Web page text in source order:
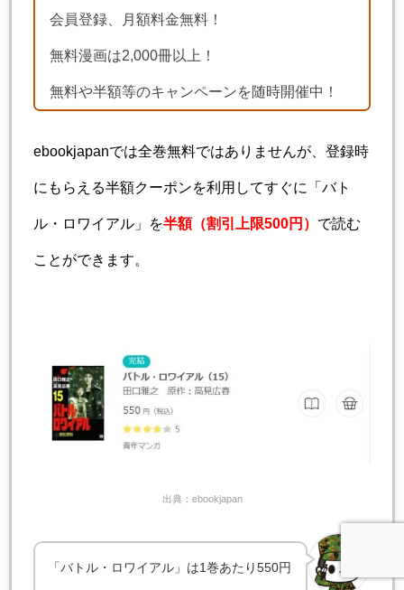
会員登録、月額料金無料！
無料漫画は2,000冊以上！
無料や半額等のキャンペーンを随時開催中！
ebookjapanでは全巻無料ではありませんが、登録時
にもらえる半額クーポンを利用してすぐに「バト
ル・ロワイアル」を半額（割引上限500円） で読む
ことができます。
出典：ebookjapan
「バトル・ロワイアル」は1巻あたり550円